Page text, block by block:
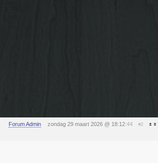
Forum Admin zondag 29 maart 2026 @ 18:12:44 #2